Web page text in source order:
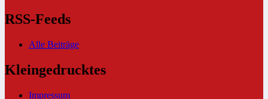
RSS-Feeds
Alle Beiträge
Kleingedrucktes
Impressum